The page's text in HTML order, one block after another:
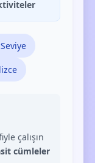
çalışın
cümleler